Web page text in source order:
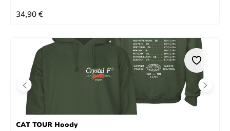
REGULÄRER PREIS:
34,90 €
CAT TOUR Hoody